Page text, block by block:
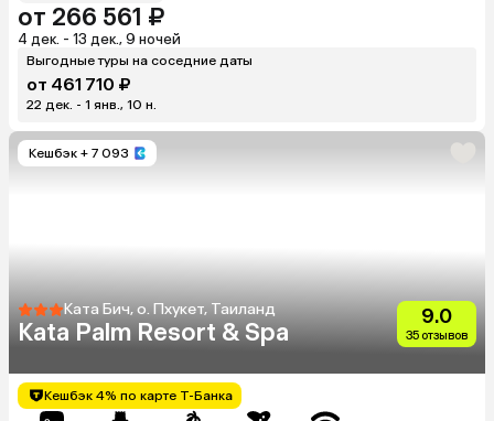
от 266 561 ₽
4 дек. - 13 дек., 9 ночей
Выгодные туры на соседние даты
от 461 710 ₽
22 дек. - 1 янв., 10 н.
Кешбэк + 7 093
Ката Бич, о. Пхукет, Таиланд
Kata Palm Resort & Spa
9.0
35 отзывов
Кешбэк 4% по карте Т-Банка